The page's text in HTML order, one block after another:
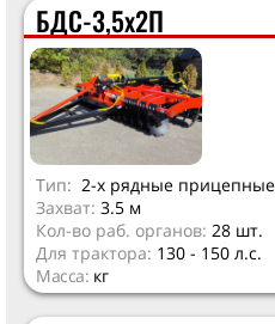
БДС-3,5х2П
Тип: 2-х рядные прицепные
Захват: 3.5 м
Кол-во раб. органов: 28 шт.
Для трактора: 130 - 150 л.с.
Масса: кг